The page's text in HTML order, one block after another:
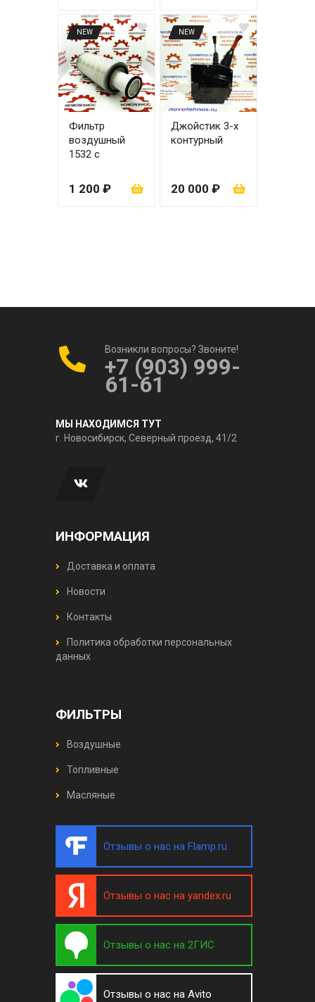
NEW
Фильтр
воздушный
1532 с
1 200 ₽
NEW
Джойстик 3-х
контурный
20 000 ₽
Возникли вопросы? Звоните!
+7 (903) 999-
61-61
МЫ НАХОДИМСЯ ТУТ
г. Новосибирск, Северный проезд, 41/2
ИНФОРМАЦИЯ
Доставка и оплата
Новости
Контакты
Политика обработки персональных
данных
ФИЛЬТРЫ
Воздушные
Топливные
Масляные
Отзывы о нас на Flamp.ru
Отзывы о нас на yandex.ru
Отзывы о нас на 2ГИС
Отзывы о нас на Avito